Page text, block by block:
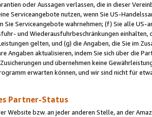
oder Aussagen verlassen, die in dieser
Serviceangebote nutzen, wenn Sie US-
Sie Serviceangebote wahrnehmen; (f) Sie alle
und Wiederausfuhrbeschränkungen
gelten, und (g) die Angaben, die Sie im
Angaben aktualisieren, indem Sie sich über die
und übernehmen keine
erwarten können, und wir sind nicht für
Partner-Status
Website bzw. an jeder anderen Stelle, an der